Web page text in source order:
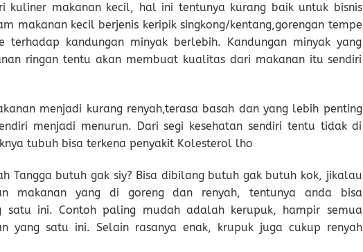
kuliner makanan kecil, hal ini tentunya kurang baik untuk bisnis
makanan kecil berjenis keripik singkong/kentang,gorengan tempe
terhadap kandungan minyak berlebih. Kandungan minyak yang
ringan tentu akan membuat kualitas dari makanan itu sendiri
menjadi kurang renyah,terasa basah dan yang lebih penting
menjadi menurun. Dari segi kesehatan sendiri tentu tidak di
tubuh bisa terkena penyakit Kolesterol lho
Tangga butuh gak siy? Bisa dibilang butuh gak butuh kok, jikalau
makanan yang di goreng dan renyah, tentunya anda bisa
satu ini. Contoh paling mudah adalah kerupuk, hampir semua
yang satu ini. Selain rasanya enak, krupuk juga cukup renyah